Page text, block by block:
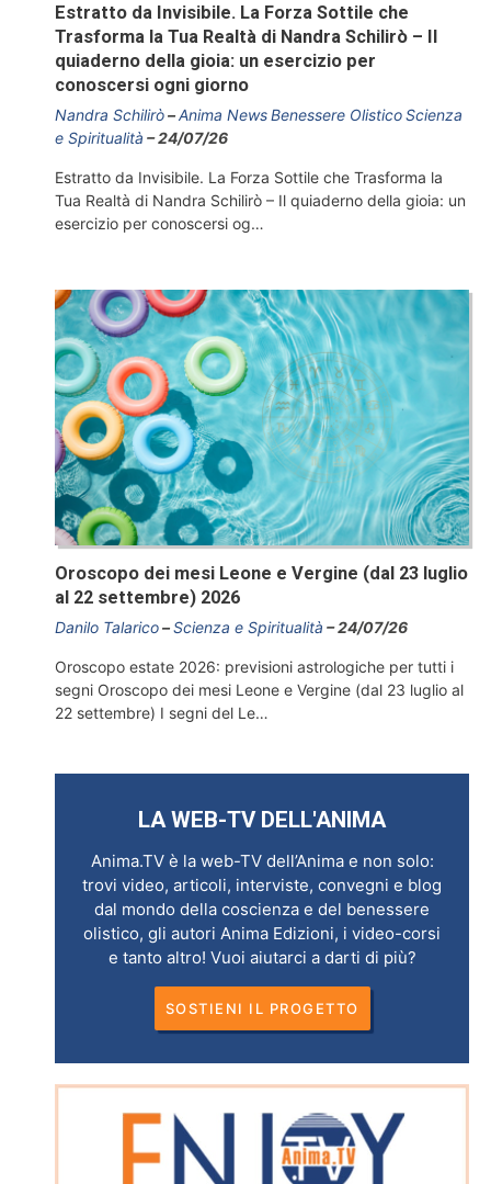
Estratto da Invisibile. La Forza Sottile che
Trasforma la Tua Realtà di Nandra Schilirò – Il
quiaderno della gioia: un esercizio per
conoscersi ogni giorno
Nandra Schilirò Anima NewsBenessere OlisticoScienza
e Spiritualità
24/07/26
Estratto da Invisibile. La Forza Sottile che Trasforma la
Tua Realtà di Nandra Schilirò – Il quiaderno della gioia: un
esercizio per conoscersi og…
Oroscopo dei mesi Leone e Vergine (dal 23 luglio
al 22 settembre) 2026
Danilo Talarico Scienza e Spiritualità 24/07/26
Oroscopo estate 2026: previsioni astrologiche per tutti i
segni Oroscopo dei mesi Leone e Vergine (dal 23 luglio al
22 settembre) I segni del Le…
LA WEB-TV DELL'ANIMA
Anima.TV è la web-TV dell’Anima e non solo:
trovi video, articoli, interviste, convegni e blog
dal mondo della coscienza e del benessere
olistico, gli autori Anima Edizioni, i video-corsi
e tanto altro! Vuoi aiutarci a darti di più?
SOSTIENI IL PROGETTO